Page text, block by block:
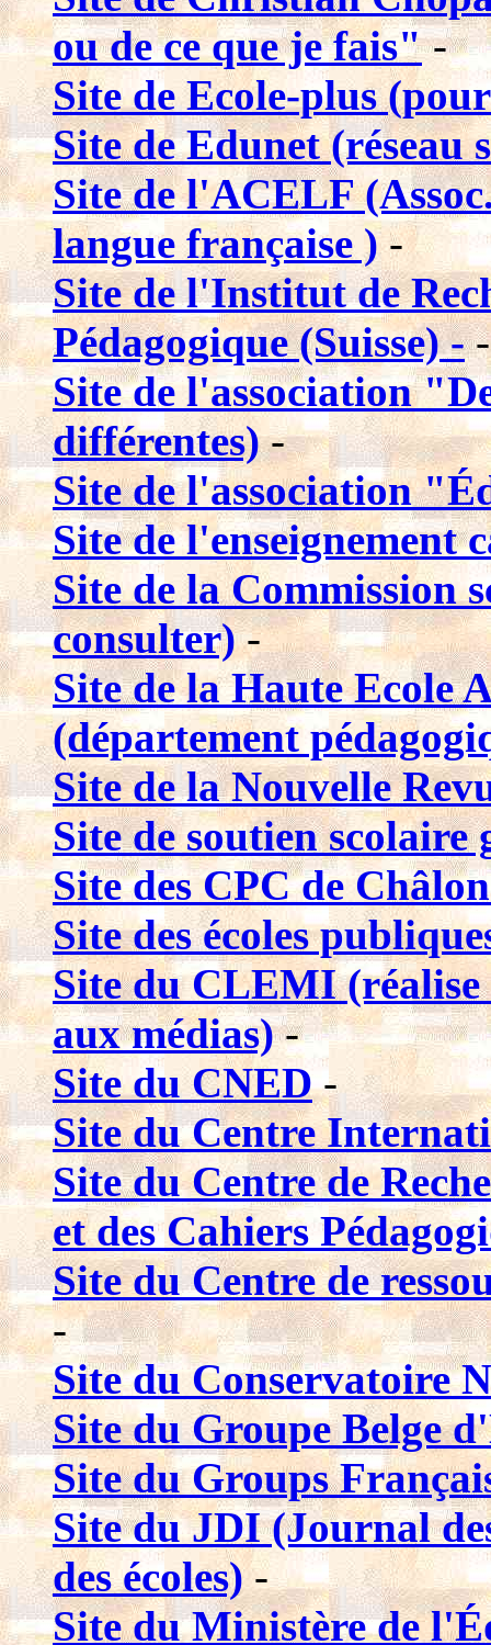
ou de ce que je fais"-
Site de Ecole-plus
Site de Edunet (réseau
Site de l'ACELF
langue française )-
Site de l'Institut de
Pédagogique (Suisse) --
Site de l'association
différentes)-
Site de l'association
Site de l'enseignement
Site de la Commission
consulter)-
Site de la Haute Ecole
(département
Site de la Nouvelle
Site de soutien
Site des CPC de
Site des écoles
Site du CLEMI (réalise
aux médias)-
Site du CNED-
Site du Centre
Site du Centre de
et des Cahiers
Site du Centre de
-
Site du Conservatoire
Site du Groupe Belge
Site du Groups
Site du JDI (Journal
des écoles)-
Site du Ministère de